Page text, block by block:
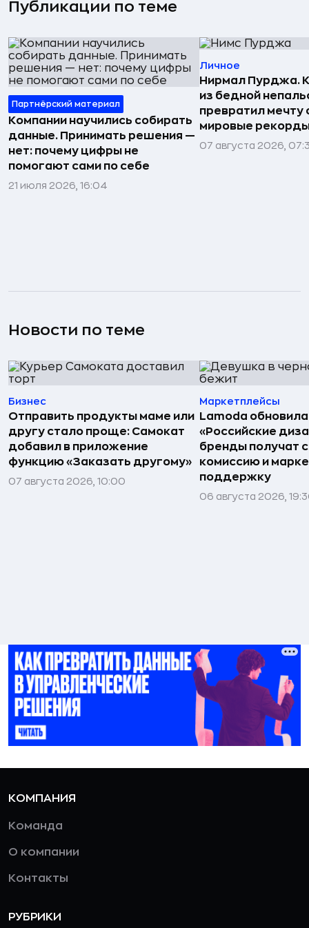
Публикации по теме
Партнёрский материал
Компании научились собирать
данные. Принимать решения —
нет: почему цифры не
помогают сами по себе
21 июля 2026, 16:04
Личное
Нирмал Пурджа.
из бедной
превратил мечту
мировые рекорды
07 августа 2026,
Новости по теме
Бизнес
Отправить продукты маме или
другу стало проще: Самокат
добавил в приложение
функцию «Заказать другому»
07 августа 2026, 10:00
Маркетплейсы
Lamoda
«Российские
бренды получат
комиссию и
поддержку
06 августа 2026,
КОМПАНИЯ
Команда
О компании
Контакты
РУБРИКИ